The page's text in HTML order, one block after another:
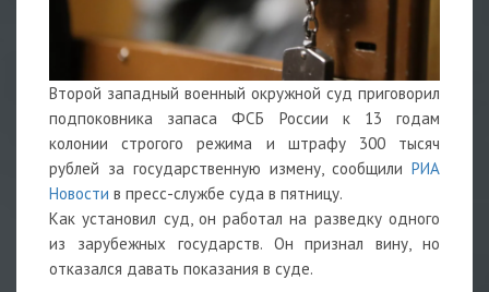
Второй западный военный окружной суд приговорил
подпоковника запаса ФСБ России к 13 годам
колонии строгого режима и штрафу 300 тысяч
рублей за государственную измену, сообщили РИА
Новости в пресс-службе суда в пятницу.
Как установил суд, он работал на разведку одного
из зарубежных государств. Он признал вину, но
отказался давать показания в суде.